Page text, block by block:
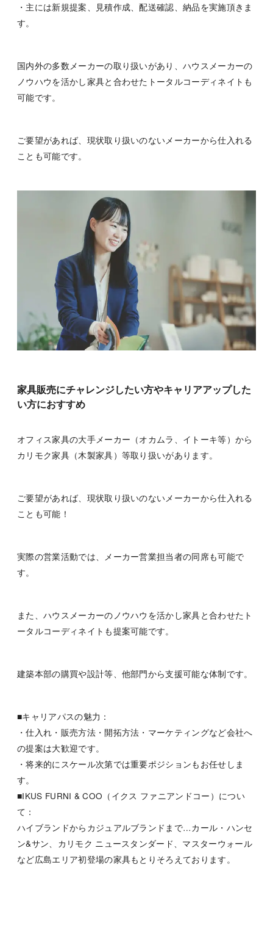
・主には新規提案、見積作成、配送確認、納品を実施頂きま
す。
国内外の多数メーカーの取り扱いがあり、ハウスメーカーの
ノウハウを活かし家具と合わせたトータルコーディネイトも
可能です。
ご要望があれば、現状取り扱いのないメーカーから仕入れる
ことも可能です。
家具販売にチャレンジしたい方やキャリアアップした
い方におすすめ
オフィス家具の大手メーカー（オカムラ、イトーキ等）から
カリモク家具（木製家具）等取り扱いがあります。
ご要望があれば、現状取り扱いのないメーカーから仕入れる
ことも可能！
実際の営業活動では、メーカー営業担当者の同席も可能で
す。
また、ハウスメーカーのノウハウを活かし家具と合わせたト
ータルコーディネイトも提案可能です。
建築本部の購買や設計等、他部門から支援可能な体制です。
■キャリアパスの魅力：
・仕入れ・販売方法・開拓方法・マーケティングなど会社へ
の提案は大歓迎です。
・将来的にスケール次第では重要ポジションもお任せしま
す。
■IKUS FURNI & COO（イクス ファニアンドコー）につい
て：
ハイブランドからカジュアルブランドまで…カール・ハンセ
ン&サン、カリモク ニュースタンダード、マスターウォール
など広島エリア初登場の家具もとりそろえております。